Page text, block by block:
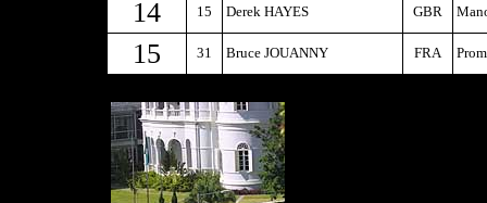
14 15 Derek HAYES GBR
15 31 Bruce JOUANNY FRA